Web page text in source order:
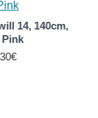
14, 140cm,